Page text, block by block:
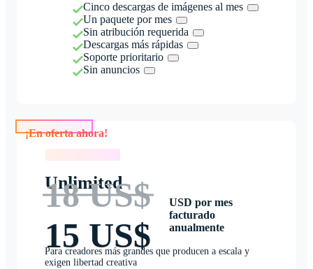
Cinco descargas de imágenes al mes
Un paquete por mes
Sin atribución requerida
Descargas más rápidas
Soporte prioritario
Sin anuncios
Unlimited
18 US$
15 US$
USD por mes
facturado
anualmente
Para creadores más grandes que producen a escala y
exigen libertad creativa